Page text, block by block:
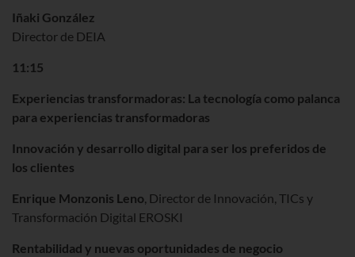
Iñaki González
Director de DEIA
11:15
Experiencias transformadoras: La tecnología como palanca
para experiencias transformadoras
Innovación y desarrollo digital para ser los preferidos de
los clientes
Enrique Monzonis Leno, Director de Innovación, TICs y
Transformación Digital EROSKI
Rentabilidad y nuevas oportunidades de negocio